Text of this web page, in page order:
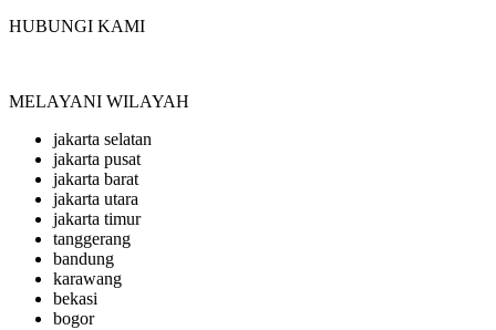
HUBUNGI KAMI
MELAYANI WILAYAH
jakarta selatan
jakarta pusat
jakarta barat
jakarta utara
jakarta timur
tanggerang
bandung
karawang
bekasi
bogor